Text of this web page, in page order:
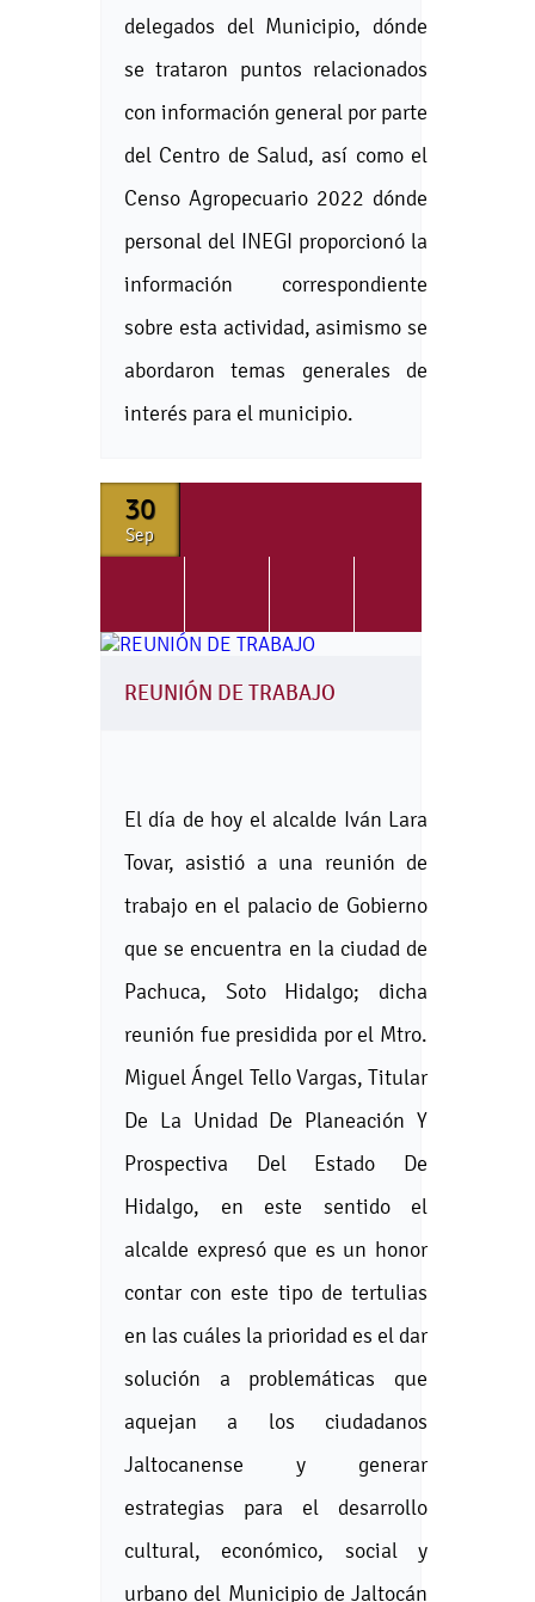
delegados del Municipio, dónde
se trataron puntos relacionados
con información general por parte
del Centro de Salud, así como el
Censo Agropecuario 2022 dónde
personal del INEGI proporcionó la
información correspondiente
sobre esta actividad, asimismo se
abordaron temas generales de
interés para el municipio.
30
Sep
REUNIÓN DE TRABAJO
El día de hoy el alcalde Iván Lara
Tovar, asistió a una reunión de
trabajo en el palacio de Gobierno
que se encuentra en la ciudad de
Pachuca, Soto Hidalgo; dicha
reunión fue presidida por el Mtro.
Miguel Ángel Tello Vargas, Titular
De La Unidad De Planeación Y
Prospectiva Del Estado De
Hidalgo, en este sentido el
alcalde expresó que es un honor
contar con este tipo de tertulias
en las cuáles la prioridad es el dar
solución a problemáticas que
aquejan a los ciudadanos
Jaltocanense y generar
estrategias para el desarrollo
cultural, económico, social y
urbano del Municipio de Jaltocán